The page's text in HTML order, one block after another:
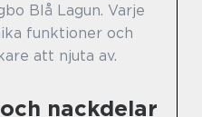
Blå Lagun. Varje
funktioner och
att njuta av.
nackdelar